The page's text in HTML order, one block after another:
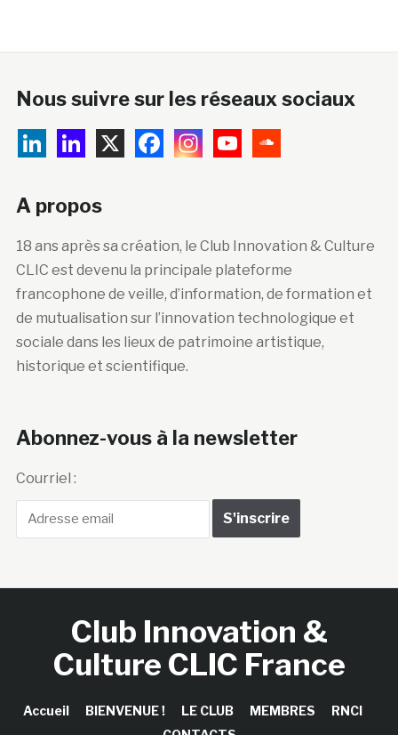
Nous suivre sur les réseaux sociaux
A propos
18 ans après sa création, le Club Innovation & Culture
CLIC est devenu la principale plateforme
francophone de veille, d’information, de formation et
de mutualisation sur l’innovation technologique et
sociale dans les lieux de patrimoine artistique,
historique et scientifique.
Abonnez-vous à la newsletter
Courriel :
Club Innovation &
Culture CLIC France
Accueil BIENVENUE ! LE CLUB MEMBRES
RNCI